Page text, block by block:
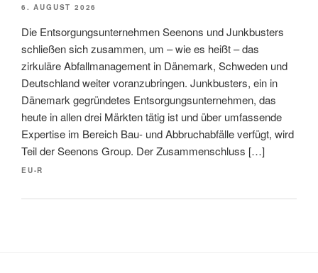
6. AUGUST 2026
Die Entsorgungsunternehmen Seenons und Junkbusters
schließen sich zusammen, um – wie es heißt – das
zirkuläre Abfallmanagement in Dänemark, Schweden und
Deutschland weiter voranzubringen. Junkbusters, ein in
Dänemark gegründetes Entsorgungsunternehmen, das
heute in allen drei Märkten tätig ist und über umfassende
Expertise im Bereich Bau- und Abbruchabfälle verfügt, wird
Teil der Seenons Group. Der Zusammenschluss […]
EU-R